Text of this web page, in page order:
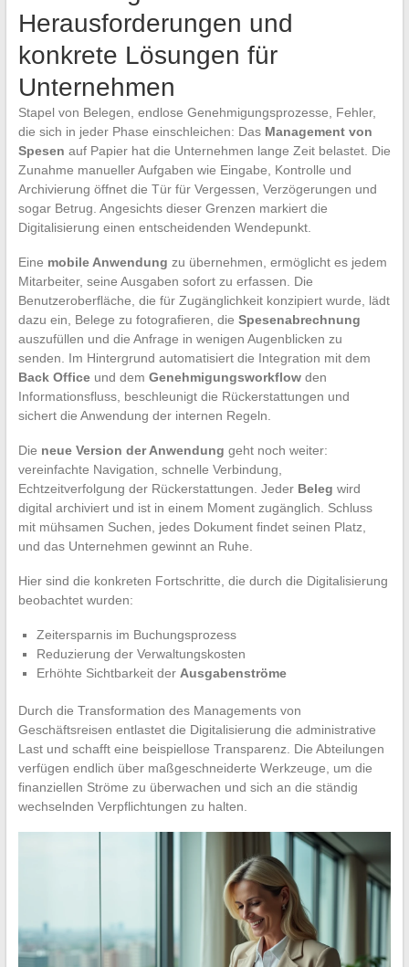
Herausforderungen und
konkrete Lösungen für
Unternehmen
Stapel von Belegen, endlose Genehmigungsprozesse, Fehler,
die sich in jeder Phase einschleichen: Das Management von
Spesen auf Papier hat die Unternehmen lange Zeit belastet. Die
Zunahme manueller Aufgaben wie Eingabe, Kontrolle und
Archivierung öffnet die Tür für Vergessen, Verzögerungen und
sogar Betrug. Angesichts dieser Grenzen markiert die
Digitalisierung einen entscheidenden Wendepunkt.
Eine mobile Anwendung zu übernehmen, ermöglicht es jedem
Mitarbeiter, seine Ausgaben sofort zu erfassen. Die
Benutzeroberfläche, die für Zugänglichkeit konzipiert wurde, lädt
dazu ein, Belege zu fotografieren, die Spesenabrechnung
auszufüllen und die Anfrage in wenigen Augenblicken zu
senden. Im Hintergrund automatisiert die Integration mit dem
Back Officeund dem Genehmigungsworkflowden
Informationsfluss, beschleunigt die Rückerstattungen und
sichert die Anwendung der internen Regeln.
Die neue Version der Anwendung geht noch weiter:
vereinfachte Navigation, schnelle Verbindung,
Echtzeitverfolgung der Rückerstattungen. Jeder Beleg wird
digital archiviert und ist in einem Moment zugänglich. Schluss
mit mühsamen Suchen, jedes Dokument findet seinen Platz,
und das Unternehmen gewinnt an Ruhe.
Hier sind die konkreten Fortschritte, die durch die Digitalisierung
beobachtet wurden:
Zeitersparnis im Buchungsprozess
Reduzierung der Verwaltungskosten
Erhöhte Sichtbarkeit der Ausgabenströme
Durch die Transformation des Managements von
Geschäftsreisen entlastet die Digitalisierung die administrative
Last und schafft eine beispiellose Transparenz. Die Abteilungen
verfügen endlich über maßgeschneiderte Werkzeuge, um die
finanziellen Ströme zu überwachen und sich an die ständig
wechselnden Verpflichtungen zu halten.